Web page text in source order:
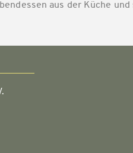
aus der Küche